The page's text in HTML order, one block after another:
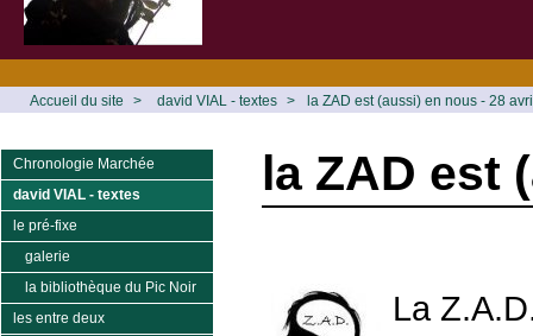
Accueil du site > david VIAL - textes > la ZAD est (aussi) en nous - 28
la ZAD est
La
Chronologie Marchée
david VIAL - textes
le pré-fixe
galerie
la bibliothèque du Pic Noir
les entre deux